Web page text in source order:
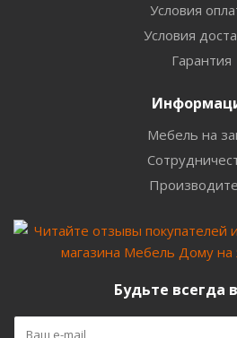
Условия
Условия
Гарантия
Мебель на
Будьте всегда